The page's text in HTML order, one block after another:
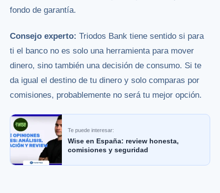
fondo de garantía.
Consejo experto: Triodos Bank tiene sentido si para
ti el banco no es solo una herramienta para mover
dinero, sino también una decisión de consumo. Si te
da igual el destino de tu dinero y solo comparas por
comisiones, probablemente no será tu mejor opción.
Te puede interesar:
Wise en España: review honesta,
comisiones y seguridad